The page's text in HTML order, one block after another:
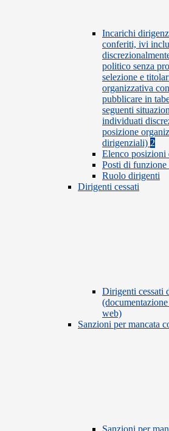
Incarichi
conferiti, ivi
politico senza
selezione e
organizzativa
pubblicare in
seguenti
individuati
posizione
dirigenziali) 2
Elenco posizioni
Posti di
Ruolo dirigenti
Dirigenti cessati
Dirigenti cessati
web)
Sanzioni per mancata